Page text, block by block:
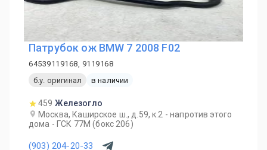
Патрубок ож BMW 7 2008 F02
64539119168, 9119168
б.у. оригинал
в наличии
459 Железогло
Москва, Каширское ш., д.59, к.2 - напротив этого
дома - ГСК 77М (бокс 206)
(903) 204-20-33